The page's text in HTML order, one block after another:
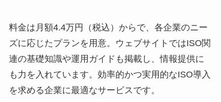
料金は月額4.4万円（税込）からで、各企業のニー
ズに応じたプランを用意。ウェブサイトではISO関
連の基礎知識や運用ガイドも掲載し、情報提供に
も力を入れています。効率的かつ実用的なISO導入
を求める企業に最適なサービスです。